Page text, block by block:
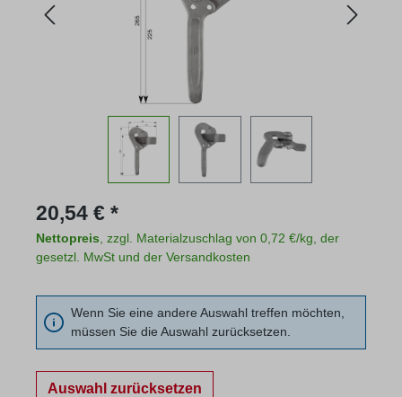
Regulärer Preis:
20,54 € *
Nettopreis , zzgl. Materialzuschlag von 0,72 €/kg, der
gesetzl. MwSt und der Versandkosten
Wenn Sie eine andere Auswahl treffen möchten,
müssen Sie die Auswahl zurücksetzen.
Auswahl zurücksetzen